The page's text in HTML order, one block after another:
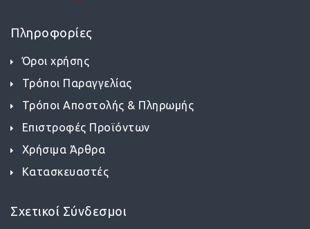
Πληροφορίες
Όροι χρήσης
Τρόποι Παραγγελίας
Τρόποι Αποστολής & Πληρωμής
Επιστροφές Προϊόντων
Χρήσιμα Άρθρα
Κατασκευαστές
Σχετικοί Σύνδεσμοι